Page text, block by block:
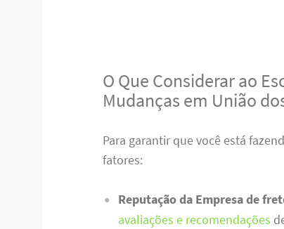
O Que Considerar ao
Mudanças em União
Para garantir que você está
fatores:
Reputação da Empresa de
avaliações e recomendações